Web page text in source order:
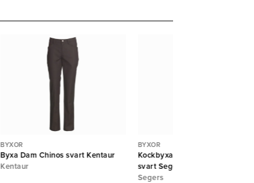
BYXOR
Byxa Dam Chinos svart Kentaur
Kentaur
BYXOR
Kockbyxa 8602 Dam benficka
svart Segers
Segers